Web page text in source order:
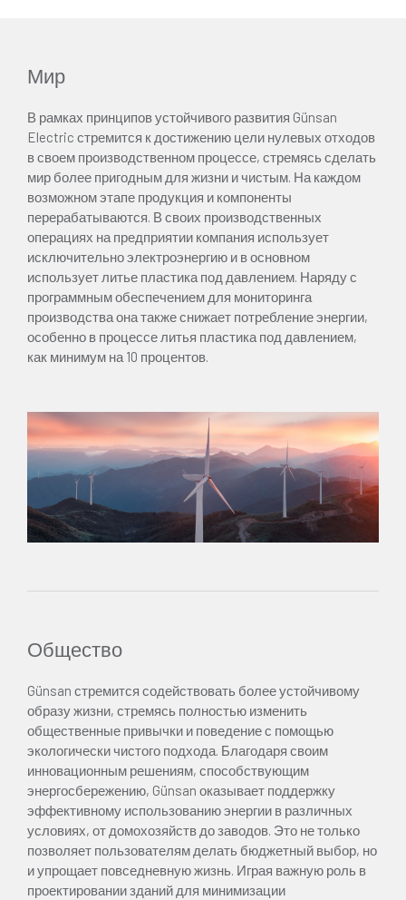
Мир
В рамках принципов устойчивого развития Günsan
Electric стремится к достижению цели нулевых отходов
в своем производственном процессе, стремясь сделать
мир более пригодным для жизни и чистым. На каждом
возможном этапе продукция и компоненты
перерабатываются. В своих производственных
операциях на предприятии компания использует
исключительно электроэнергию и в основном
использует литье пластика под давлением. Наряду с
программным обеспечением для мониторинга
производства она также снижает потребление энергии,
особенно в процессе литья пластика под давлением,
как минимум на 10 процентов.
Общество
Günsan стремится содействовать более устойчивому
образу жизни, стремясь полностью изменить
общественные привычки и поведение с помощью
экологически чистого подхода. Благодаря своим
инновационным решениям, способствующим
энергосбережению, Günsan оказывает поддержку
эффективному использованию энергии в различных
условиях, от домохозяйств до заводов. Это не только
позволяет пользователям делать бюджетный выбор, но
и упрощает повседневную жизнь. Играя важную роль в
проектировании зданий для минимизации